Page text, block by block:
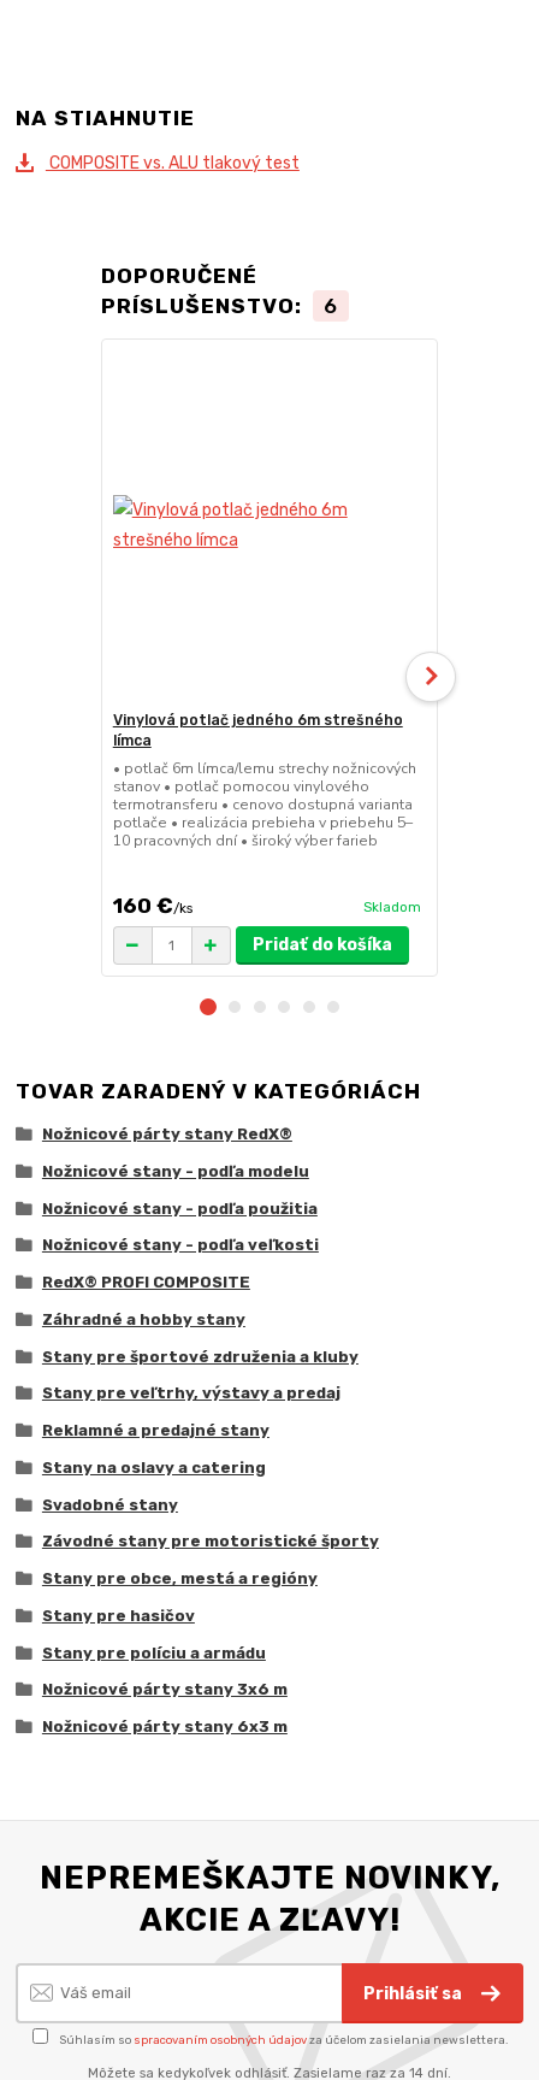
NA STIAHNUTIE
COMPOSITE vs. ALU tlakový test
DOPORUČENÉ
PRÍSLUŠENSTVO:
6
Vinylová potlač jedného 6m strešného
límca
• potlač 6m límca/lemu strechy nožnicových
stanov • potlač pomocou vinylového
termotransferu • cenovo dostupná varianta
potlače • realizácia prebieha v priebehu 5–
10 pracovných dní • široký výber farieb
160 €/ks Skladom
Pridať do košíka
TOVAR ZARADENÝ V KATEGÓRIÁCH
Nožnicové párty stany RedX®
Nožnicové stany - podľa modelu
Nožnicové stany - podľa použitia
Nožnicové stany - podľa veľkosti
RedX® PROFI COMPOSITE
Záhradné a hobby stany
Stany pre športové združenia a kluby
Stany pre veľtrhy, výstavy a predaj
Reklamné a predajné stany
Stany na oslavy a catering
Svadobné stany
Závodné stany pre motoristické športy
Stany pre obce, mestá a regióny
Stany pre hasičov
Stany pre políciu a armádu
Nožnicové párty stany 3x6 m
Nožnicové párty stany 6x3 m
NEPREMEŠKAJTE NOVINKY,
AKCIE A ZĽAVY!
Prihlásiť sa
Súhlasím so spracovaním osobných údajovza účelom zasielania newslettera.
Môžete sa kedykoľvek odhlásiť. Zasielame raz za 14 dní.